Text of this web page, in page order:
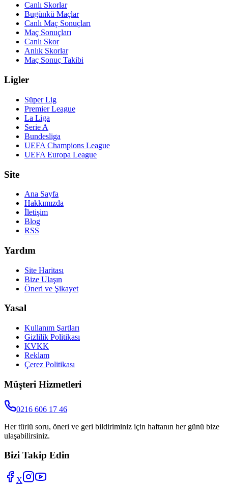
Canlı Skorlar
Bugünkü Maçlar
Canlı Maç Sonuçları
Maç Sonuçları
Canlı Skor
Anlık Skorlar
Maç Sonuç Takibi
Ligler
Süper Lig
Premier League
La Liga
Serie A
Bundesliga
UEFA Champions League
UEFA Europa League
Site
Ana Sayfa
Hakkımızda
İletişim
Blog
RSS
Yardım
Site Haritası
Bize Ulaşın
Öneri ve Şikayet
Yasal
Kullanım Şartları
Gizlilik Politikası
KVKK
Reklam
Çerez Politikası
Müşteri Hizmetleri
0216 606 17 46
Her türlü soru, öneri ve geri bildiriminiz için haftanın her günü bize
ulaşabilirsiniz.
Bizi Takip Edin
X